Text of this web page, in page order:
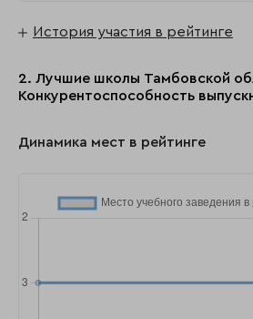
История участия в рейтинге
2. Лучшие школы Тамбовской
Конкурентоспособность
Динамика мест в рейтинге